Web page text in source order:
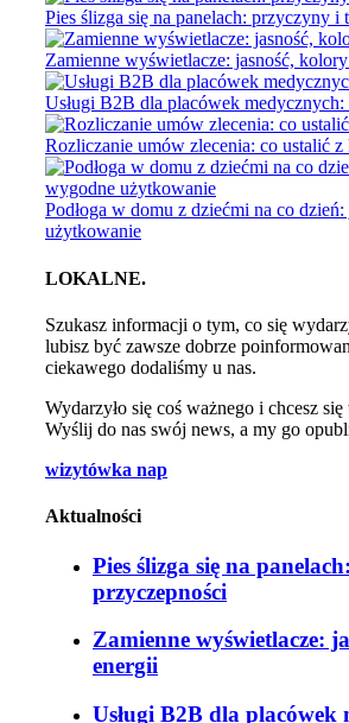
Pies ślizga się na panelach: przyczyny i
Zamienne wyświetlacze: jasność,
Usługi B2B dla placówek
Rozliczanie umów zlecenia: co ustalić z
Podłoga w domu z dziećmi na co
użytkowanie
LOKALNE.
Szukasz informacji o tym, co się
lubisz być zawsze dobrze
ciekawego dodaliśmy u nas.
Wydarzyło się coś ważnego i chcesz
Wyślij do nas swój news, a my go
wizytówka nap
Aktualności
Pies ślizga się na
przyczepności
Zamienne wyświetlacze:
energii
Usługi B2B dla